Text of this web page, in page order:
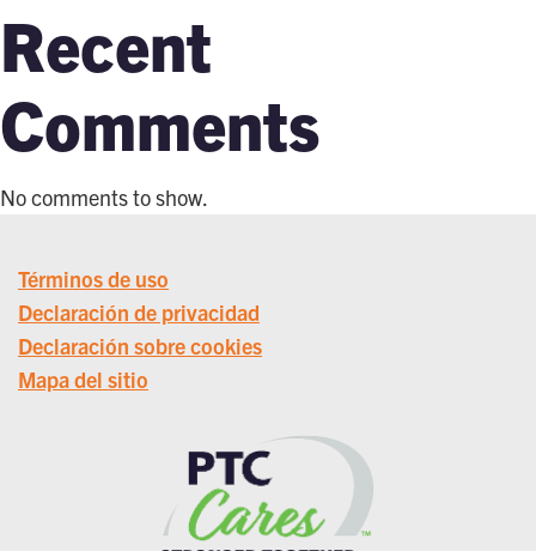
Recent
Comments
No comments to show.
Términos de uso
Declaración de privacidad
Declaración sobre cookies
Mapa del sitio